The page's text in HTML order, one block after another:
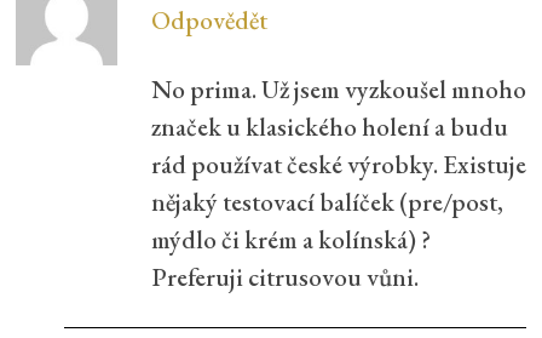
Odpovědět
No prima. Už jsem vyzkoušel mnoho
značek u klasického holení a budu
rád používat české výrobky. Existuje
nějaký testovací balíček (pre/post,
mýdlo či krém a kolínská) ?
Preferuji citrusovou vůni.